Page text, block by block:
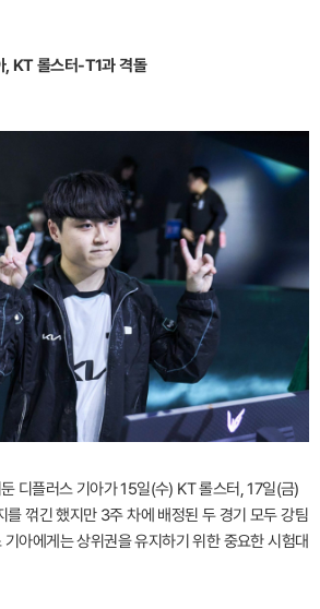
, KT 롤스터-T1과 격돌
디플러스 기아가 15일(수) KT 롤스터, 17일(금)
를 꺾긴 했지만 3주 차에 배정된 두 경기 모두 강팀
아에게는 상위권을 유지하기 위한 중요한 시험대